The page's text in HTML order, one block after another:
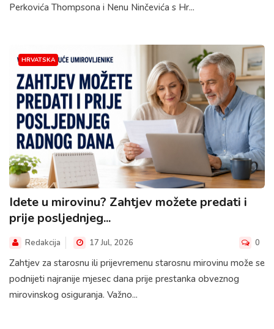
Perkovića Thompsona i Nenu Ninčevića s Hr...
HRVATSKA
Idete u mirovinu? Zahtjev možete predati i
prije posljednjeg...
Redakcija 17 Jul, 2026 0
Zahtjev za starosnu ili prijevremenu starosnu mirovinu može se
podnijeti najranije mjesec dana prije prestanka obveznog
mirovinskog osiguranja. Važno...